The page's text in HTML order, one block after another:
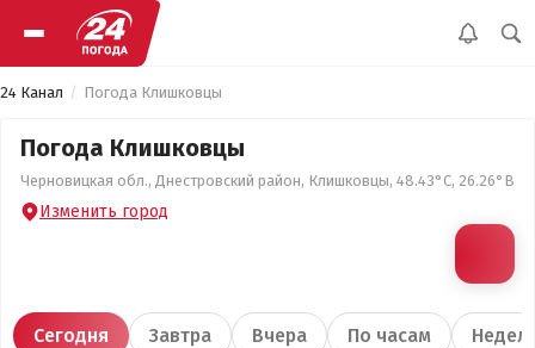
24 Канал Погода Клишковцы
Погода Клишковцы
Черновицкая обл., Днестровский район, Клишковцы, 48.43°С, 26.26°В
Изменить город
Сегодня Завтра Вчера По часам